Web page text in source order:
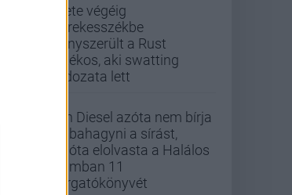
Élete végéig
kerekesszékbe
kényszerült a Rust
játékos, aki swatting
áldozata lett
Vin Diesel azóta nem bírja
abbahagyni a sírást,
mióta elolvasta a Halálos
iramban 11
forgatókönyvét